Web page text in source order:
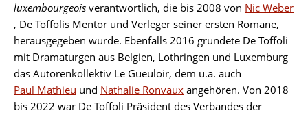
luxembourgeois verantwortlich, die bis 2008 von Nic Weber
, De Toffolis Mentor und Verleger seiner ersten Romane,
herausgegeben wurde. Ebenfalls 2016 gründete De Toffoli
mit Dramaturgen aus Belgien, Lothringen und Luxemburg
das Autorenkollektiv Le Gueuloir, dem u.a. auch
Paul Mathieu und Nathalie Ronvaux angehören. Von 2018
bis 2022 war De Toffoli Präsident des Verbandes der